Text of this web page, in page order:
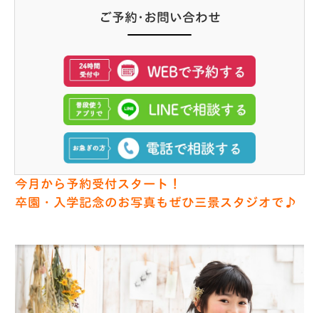
ご予約･お問い合わせ
今月から予約受付スタート！
卒園・入学記念のお写真もぜひ三景スタジオで♪